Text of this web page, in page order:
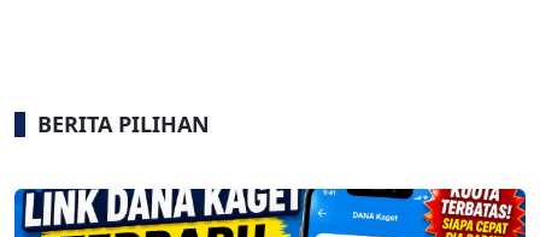
BERITA PILIHAN